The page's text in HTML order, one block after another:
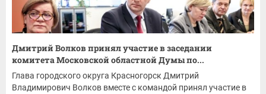
Дмитрий Волков принял участие в заседании
комитета Московской областной Думы по...
Глава городского округа Красногорск Дмитрий
Владимирович Волков вместе с командой принял участие в